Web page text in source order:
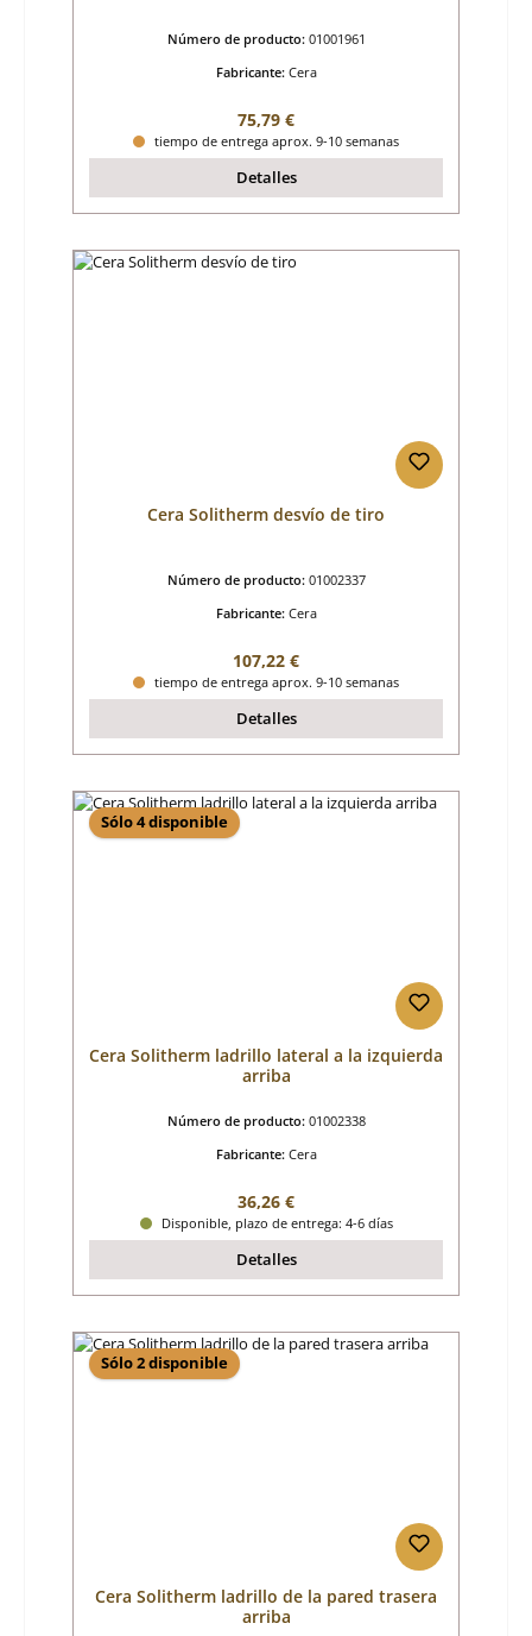
Número de producto: 01001961
Fabricante: Cera
Precio normal:
75,79 €
tiempo de entrega aprox. 9-10 semanas
Detalles
Cera Solitherm desvío de tiro
Número de producto: 01002337
Fabricante: Cera
Precio normal:
107,22 €
tiempo de entrega aprox. 9-10 semanas
Detalles
Sólo 4 disponible
Cera Solitherm ladrillo lateral a la izquierda
arriba
Número de producto: 01002338
Fabricante: Cera
Precio normal:
36,26 €
Disponible, plazo de entrega: 4-6 días
Detalles
Sólo 2 disponible
Cera Solitherm ladrillo de la pared trasera
arriba